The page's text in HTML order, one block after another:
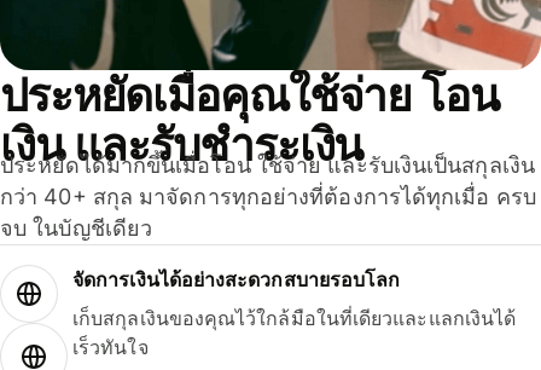
ประหยัดเมื่อคุณใช้จ่าย โอน
เงิน และรับชำระเงิน
ประหยัดได้มากขึ้นเมื่อโอน ใช้จ่าย และรับเงินเป็นสกุลเงิน
กว่า 40+ สกุล มาจัดการทุกอย่างที่ต้องการได้ทุกเมื่อ ครบ
จบ ในบัญชีเดียว
จัดการเงินได้อย่างสะดวกสบายรอบโลก
เก็บสกุลเงินของคุณไว้ใกล้มือในที่เดียวและแลกเงินได้
เร็วทันใจ